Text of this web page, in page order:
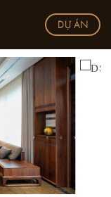
DỰ ÁN